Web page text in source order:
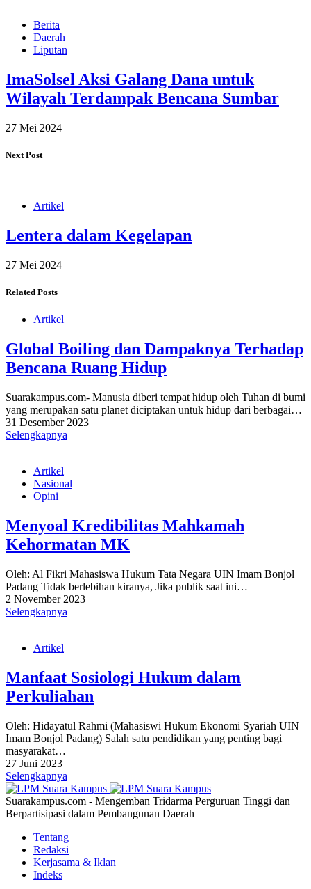
Berita
Daerah
Liputan
ImaSolsel Aksi Galang Dana untuk
Wilayah Terdampak Bencana Sumbar
27 Mei 2024
Next Post
Artikel
Lentera dalam Kegelapan
27 Mei 2024
Related Posts
Artikel
Global Boiling dan Dampaknya Terhadap
Bencana Ruang Hidup
Suarakampus.com- Manusia diberi tempat hidup oleh Tuhan di bumi
yang merupakan satu planet diciptakan untuk hidup dari berbagai…
31 Desember 2023
Selengkapnya
Artikel
Nasional
Opini
Menyoal Kredibilitas Mahkamah
Kehormatan MK
Oleh: Al Fikri Mahasiswa Hukum Tata Negara UIN Imam Bonjol
Padang Tidak berlebihan kiranya, Jika publik saat ini…
2 November 2023
Selengkapnya
Artikel
Manfaat Sosiologi Hukum dalam
Perkuliahan
Oleh: Hidayatul Rahmi (Mahasiswi Hukum Ekonomi Syariah UIN
Imam Bonjol Padang) Salah satu pendidikan yang penting bagi
masyarakat…
27 Juni 2023
Selengkapnya
Suarakampus.com - Mengemban Tridarma Perguruan Tinggi dan
Berpartisipasi dalam Pembangunan Daerah
Tentang
Redaksi
Kerjasama & Iklan
Indeks